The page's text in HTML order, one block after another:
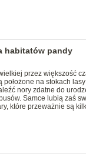
habitatów pandy
przez większość
położone na stokach
nory zdatne do
Samce lubią zaś
które przeważnie są